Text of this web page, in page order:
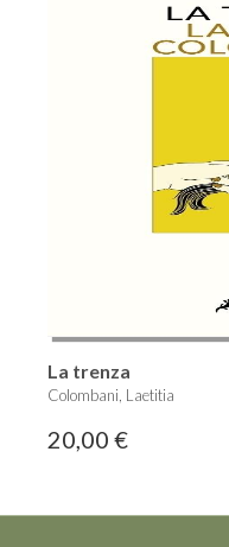
La trenza
Colombani, Laetitia
20,00 €